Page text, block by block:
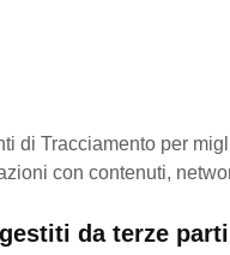
di Tracciamento per
con contenuti,
da terze parti